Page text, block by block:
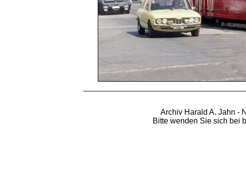
Archiv Harald A. Jahn -
Bitte wenden Sie sich bei